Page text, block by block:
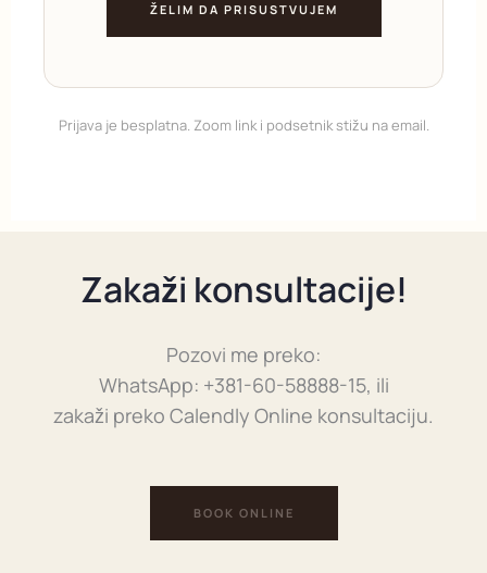
ŽELIM DA PRISUSTVUJEM
Prijava je besplatna. Zoom link i podsetnik stižu na email.
Zakaži konsultacije!
Pozovi me preko:
WhatsApp: +381-60-58888-15, ili
zakaži preko Calendly Online konsultaciju.
BOOK ONLINE